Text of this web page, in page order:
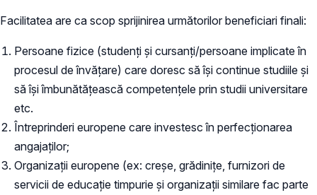
Facilitatea are ca scop sprijinirea următorilor beneficiari finali:
Persoane fizice (studenți și cursanți/persoane implicate în
procesul de învățare) care doresc să își continue studiile și
să își îmbunătățească competențele prin studii universitare
etc.
Întreprinderi europene care investesc în perfecționarea
angajaților;
Organizații europene (ex: creșe, grădinițe, furnizori de
servicii de educație timpurie și organizații similare fac parte